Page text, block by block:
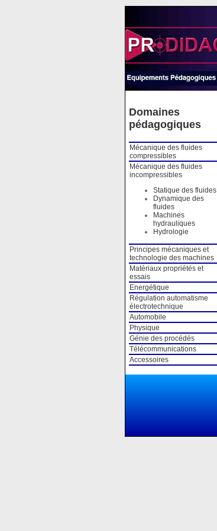
Domaines
pédagogiques
Mécanique des fluides
compressibles
Mécanique des fluides
incompressibles
Statique des fluides
Dynamique des
fluides
Machines
hydrauliques
Hydrologie
Principes mécaniques et
technologie des machines
Matériaux propriétés et
essais
Energétique
Régulation automatisme
électrotechnique
Automobile
Physique
Génie des procédés
Télécommunications
Accessoires